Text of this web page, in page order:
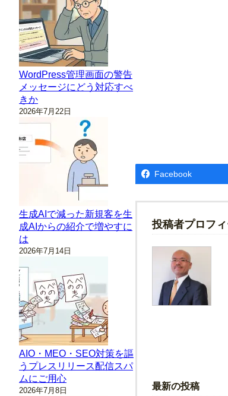
Facebook
投稿者プロフ
最新の投稿
WordPress管理画面の警告
メッセージにどう対応すべ
きか
2026年7月22日
生成AIで減った新規客を生
成AIからの紹介で増やすに
は
2026年7月14日
AIO・MEO・SEO対策を謳
うプレスリリース配信スパ
ムにご用心
2026年7月8日